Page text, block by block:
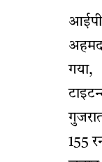
गया,
155